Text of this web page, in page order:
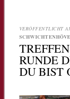
VERÖFFENTLICHT
RUNDE
DU BIST